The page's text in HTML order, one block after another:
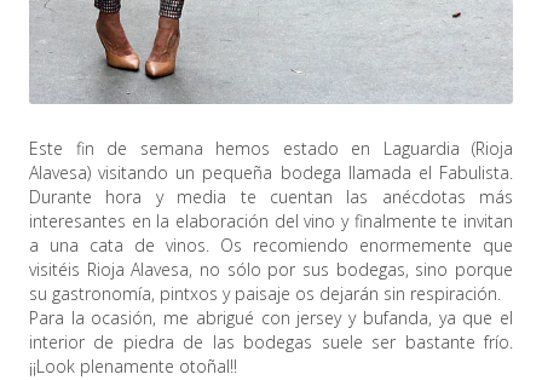
Este fin de semana hemos estado en Laguardia (Rioja
Alavesa) visitando un pequeña bodega llamada el Fabulista.
Durante hora y media te cuentan las anécdotas más
interesantes en la elaboración del vino y finalmente te invitan
a una cata de vinos. Os recomiendo enormemente que
visitéis Rioja Alavesa, no sólo por sus bodegas, sino porque
su gastronomía, pintxos y paisaje os dejarán sin respiración.
Para la ocasión, me abrigué con jersey y bufanda, ya que el
interior de piedra de las bodegas suele ser bastante frío.
¡¡Look plenamente otoñal!!